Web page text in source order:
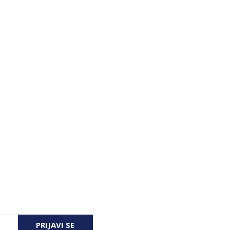
PRIJAVI SE